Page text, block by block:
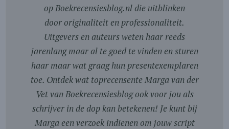
op Boekrecensiesblog.nl die uitblinken
door originaliteit en professionaliteit.
Uitgevers en auteurs weten haar reeds
jarenlang maar al te goed te vinden en sturen
haar maar wat graag hun presentexemplaren
toe. Ontdek wat toprecensente Marga van der
Vet van Boekrecensiesblog ook voor jou als
schrijver in de dop kan betekenen! Je kunt bij
Marga een verzoek indienen om jouw script